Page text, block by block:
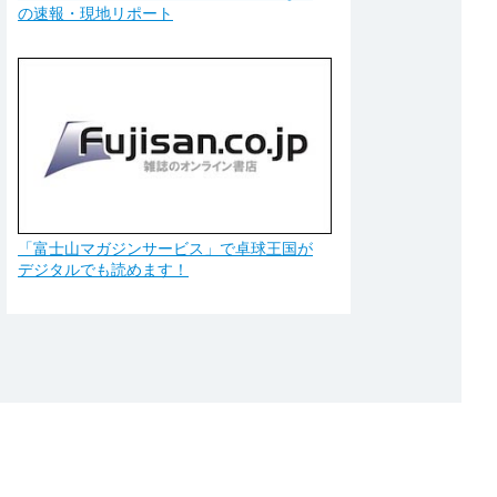
の速報・現地リポート
「富士山マガジンサービス」で卓球王国が
デジタルでも読めます！